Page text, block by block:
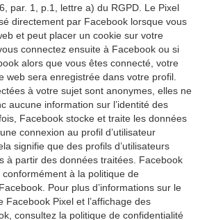
par. 1, p.1, lettre a) du RGPD. Le Pixel
directement par Facebook lorsque vous
et peut placer un cookie sur votre
connectez ensuite à Facebook ou si
alors que vous êtes connecté, votre
web sera enregistrée dans votre profil.
à votre sujet sont anonymes, elles ne
aucune information sur l’identité des
Facebook stocke et traite les données
connexion au profil d’utilisateur
signifie que des profils d’utilisateurs
à partir des données traitées. Facebook
à la politique de
Pour plus d’informations sur le
Facebook Pixel et l’affichage des
consultez la politique de confidentialité